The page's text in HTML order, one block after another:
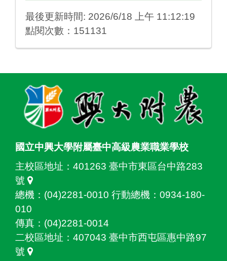
最後更新時間: 2026/6/18 上午 11:12:19
點閱次數：151131
國立中興大學附屬臺中高級農業職業學校
主校區地址： 401263 臺中市東區台中路283
號
總機：(04)2281-0010 行動總機：0934-180-
010
傳真：(04)2281-0014
二校區地址： 407043 臺中市西屯區惠中路97
號